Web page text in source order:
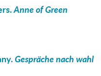
Anne of Green
Gespräche nach wahl